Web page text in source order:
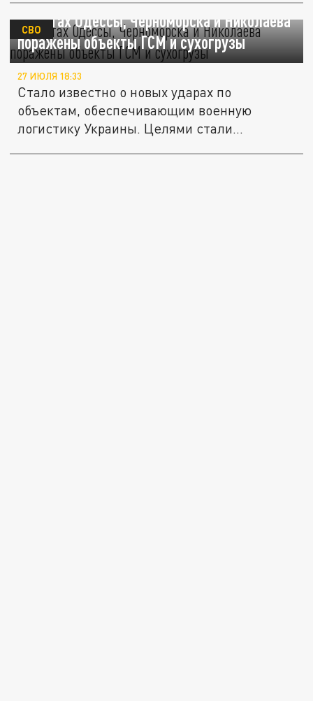
В портах Одессы, Черноморска и Николаева
поражены объекты ГСМ и сухогрузы
СВО
27 ИЮЛЯ 18:33
Стало известно о новых ударах по
объектам, обеспечивающим военную
логистику Украины. Целями стали